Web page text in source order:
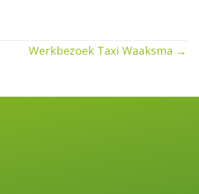
Werkbezoek Taxi Waaksma →